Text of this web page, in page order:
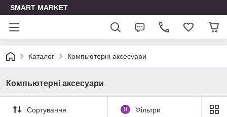
SMART MARKET
Каталог Компьютерні аксесуари
Компьютерні аксесуари
Сортування 0 Фільтри